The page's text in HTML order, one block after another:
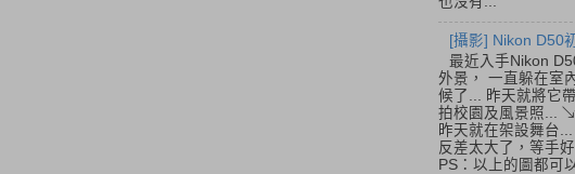
[攝影] Nikon D50
最近入手Nikon
外景， 一直躲在室
候了... 昨天就將它
拍校園及風景照...
昨天就在架設舞台
反差太大了，等手
PS：以上的圖都可